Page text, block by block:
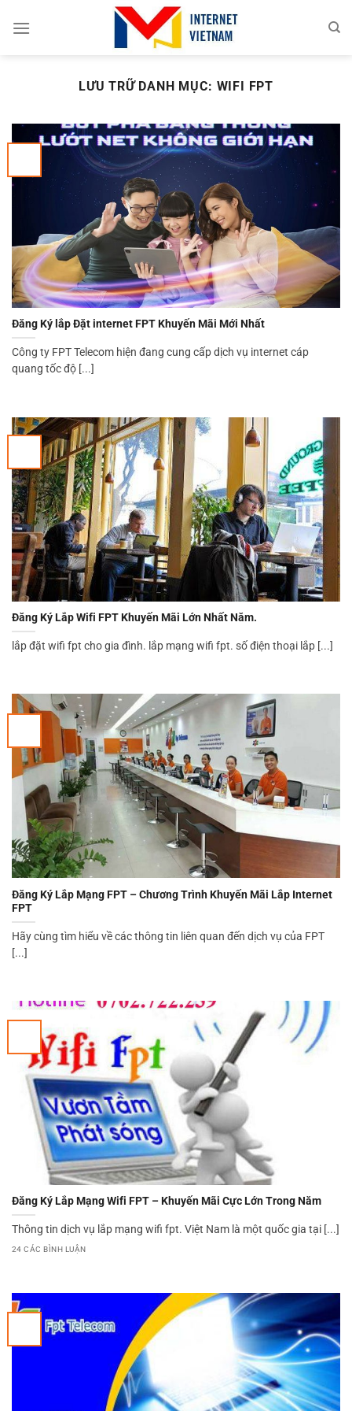
đến
LƯU TRỮ DANH MỤC: WIFI FPT
Đăng Ký lắp Đặt internet FPT Khuyến Mãi Mới Nhất
Công ty FPT Telecom hiện đang cung cấp dịch vụ internet cáp
quang tốc độ [...]
Đăng Ký Lắp Wifi FPT Khuyến Mãi Lớn Nhất Năm.
lắp đặt wifi fpt cho gia đình. lắp mạng wifi fpt. số điện thoại lắp [...]
Đăng Ký Lắp Mạng FPT – Chương Trình Khuyến Mãi Lắp Internet
FPT
Hãy cùng tìm hiểu về các thông tin liên quan đến dịch vụ của FPT
[...]
Đăng Ký Lắp Mạng Wifi FPT – Khuyến Mãi Cực Lớn Trong Năm
Thông tin dịch vụ lắp mạng wifi fpt. Việt Nam là một quốc gia tại [...]
24 CÁC BÌNH LUẬN